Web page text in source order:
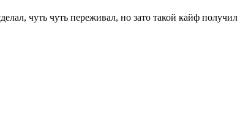
чуть чуть переживал, но зато такой кайф